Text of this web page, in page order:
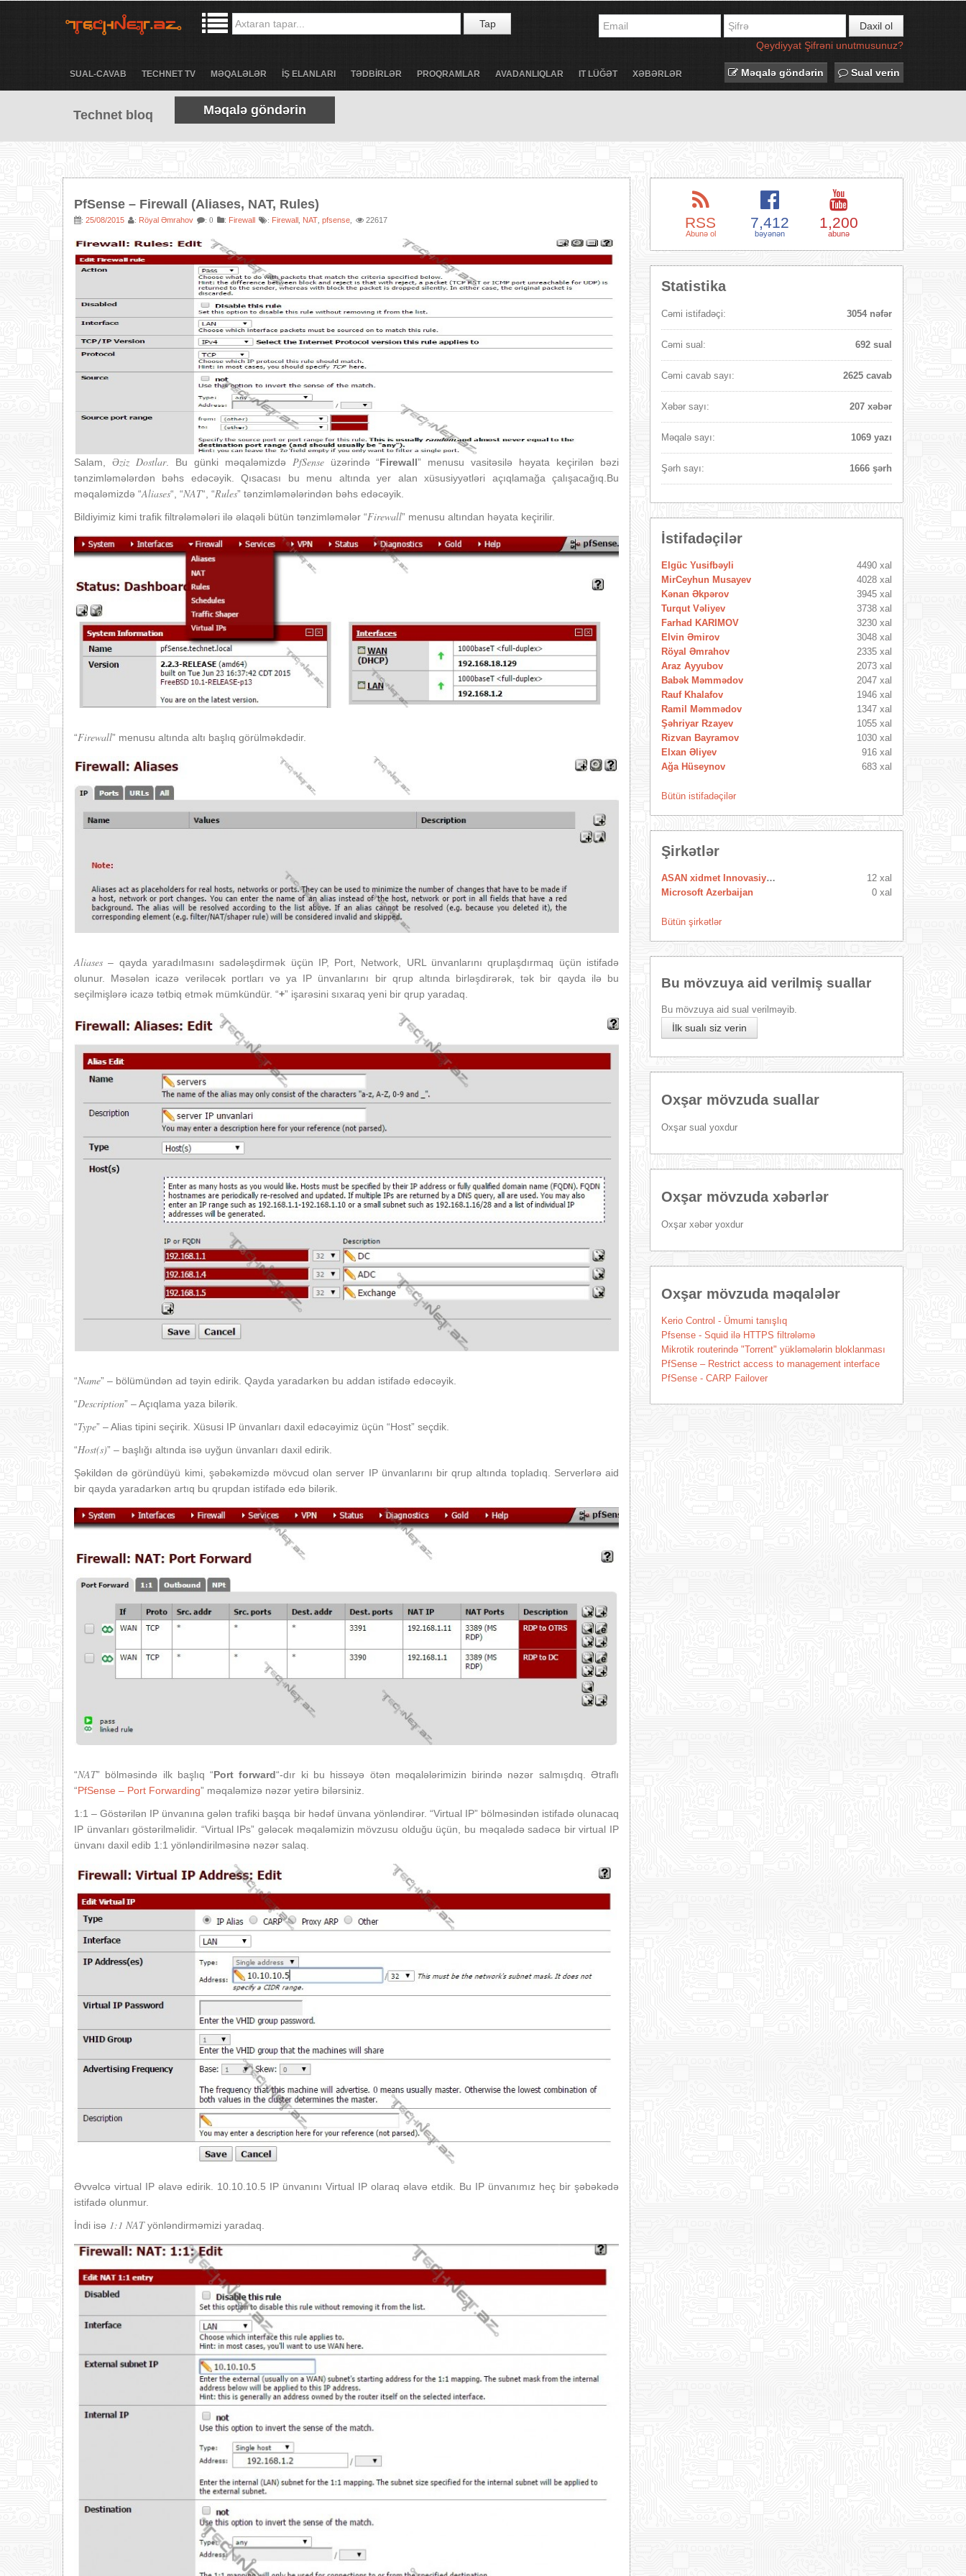
Tap
Daxil ol
Qeydiyyat Şifrəni unutmusunuz?
SUAL-CAVAB TECHNET TV MƏQALƏLƏR İŞ ELANLARI TƏDBİRLƏR PROQRAMLAR AVADANLIQLAR IT LÜĞƏT XƏBƏRLƏR Məqalə göndərin Sual verin
Technet bloq Məqalə göndərin
PfSense – Firewall (Aliases, NAT, Rules)
: 25/08/2015 : Röyal Əmrahov : 0 : Firewall : Firewall NAT pfsense 22617
Salam, Əziz Dostlar. Bu günki məqaləmizdə PfSenseüzərində “Firewall” menusu vasitəsilə həyata keçirilən bəzi
tənzimləmələrdən bəhs edəcəyik. Qısacası bu menu altında yer alan xüsusiyyətləri açıqlamağa çalışacağıq.Bu
məqaləmizdə “Aliases“, “NAT“, “Rules” tənzimləmələrindən bəhs edəcəyik.
Bildiyimiz kimi trafik filtrələmələri ilə əlaqəli bütün tənzimləmələr “Firewall” menusu altından həyata keçirilir.
“Firewall” menusu altında altı başlıq görülməkdədir.
Aliases – qayda yaradılmasını sadələşdirmək üçün IP, Port, Network, URL ünvanlarını qruplaşdırmaq üçün istifadə
olunur. Məsələn icazə veriləcək portları və ya IP ünvanlarını bir qrup altında birləşdirərək, tək bir qayda ilə bu
seçilmişlərə icazə tətbiq etmək mümkündür. “+” işarəsini sıxaraq yeni bir qrup yaradaq.
“Name” – bölümündən ad təyin edirik. Qayda yaradarkən bu addan istifadə edəcəyik.
“Description” – Açıqlama yaza bilərik.
“Type” – Alias tipini seçirik. Xüsusi IP ünvanları daxil edəcəyimiz üçün “Host” seçdik.
“Host(s)” – başlığı altında isə uyğun ünvanları daxil edirik.
Şəkildən də göründüyü kimi, şəbəkəmizdə mövcud olan server IP ünvanlarını bir qrup altında topladıq. Serverlərə aid
bir qayda yaradarkən artıq bu qrupdan istifadə edə bilərik.
“NAT” bölməsində ilk başlıq “Port forward“-dır ki bu hissəyə ötən məqalələrimizin birində nəzər salmışdıq. Ətraflı
“PfSense – Port Forwarding” məqaləmizə nəzər yetirə bilərsiniz.
1:1 – Göstərilən IP ünvanına gələn trafiki başqa bir hədəf ünvana yönləndirər. “Virtual IP” bölməsindən istifadə olunacaq
IP ünvanları göstərilməlidir. “Virtual IPs” gələcək məqaləmizin mövzusu olduğu üçün, bu məqalədə sadəcə bir virtual IP
ünvanı daxil edib 1:1 yönləndirilməsinə nəzər salaq.
Əvvəlcə virtual IP əlavə edirik. 10.10.10.5 IP ünvanını Virtual IP olaraq əlavə etdik. Bu IP ünvanımız heç bir şəbəkədə
istifadə olunmur.
İndi isə 1:1 NATyönləndirməmizi yaradaq.
RSS
Abunə ol
7,412
bəyənən
1,200
abunə
Statistika
Cəmi istifadəçi: 3054 nəfər
Cəmi sual: 692 sual
Cəmi cavab sayı: 2625 cavab
Xəbər sayı: 207 xəbər
Məqalə sayı: 1069 yazı
Şərh sayı: 1666 şərh
İstifadəçilər
Elgüc Yusifbəyli
4490 xal
MirCeyhun Musayev
4028 xal
Kənan Əkpərov
3945 xal
Turqut Vəliyev
3738 xal
Farhad KARIMOV
3230 xal
Elvin Əmirov
3048 xal
Röyal Əmrahov
2335 xal
Araz Ayyubov
2073 xal
Babək Məmmədov
2047 xal
Rauf Khalafov
1946 xal
Ramil Məmmədov
1347 xal
Şəhriyar Rzayev
1055 xal
Rizvan Bayramov
1030 xal
Elxan Əliyev
916 xal
Ağa Hüseynov
683 xal
Bütün istifadəçilər
Şirkətlər
ASAN xidmet Innovasiya Mərkəzi
12 xal
Microsoft Azerbaijan
0 xal
Bütün şirkətlər
Bu mövzuya aid verilmiş suallar
Bu mövzuya aid sual verilməyib.
İlk sualı siz verin
Oxşar mövzuda suallar
Oxşar sual yoxdur
Oxşar mövzuda xəbərlər
Oxşar xəbər yoxdur
Oxşar mövzuda məqalələr
Kerio Control - Ümumi tanışlıq
Pfsense - Squid ilə HTTPS filtrələmə
Mikrotik routerində "Torrent" yükləmələrin bloklanması
PfSense – Restrict access to management interface
PfSense - CARP Failover